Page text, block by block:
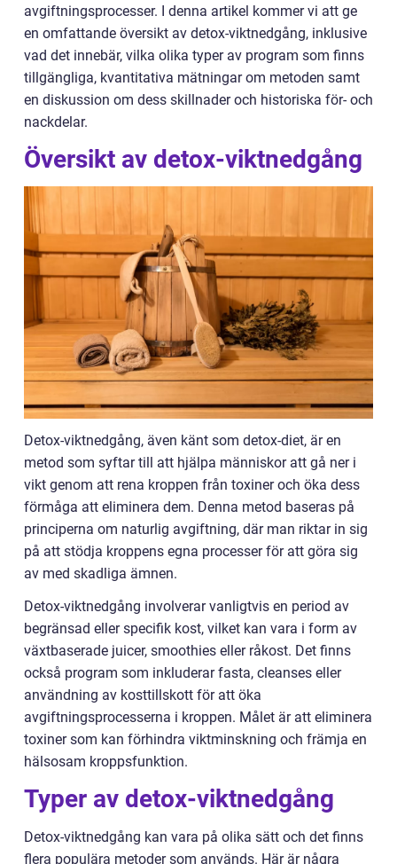
avgiftningsprocesser. I denna artikel kommer vi att ge
en omfattande översikt av detox-viktnedgång, inklusive
vad det innebär, vilka olika typer av program som finns
tillgängliga, kvantitativa mätningar om metoden samt
en diskussion om dess skillnader och historiska för- och
nackdelar.
Översikt av detox-viktnedgång
Detox-viktnedgång, även känt som detox-diet, är en
metod som syftar till att hjälpa människor att gå ner i
vikt genom att rena kroppen från toxiner och öka dess
förmåga att eliminera dem. Denna metod baseras på
principerna om naturlig avgiftning, där man riktar in sig
på att stödja kroppens egna processer för att göra sig
av med skadliga ämnen.
Detox-viktnedgång involverar vanligtvis en period av
begränsad eller specifik kost, vilket kan vara i form av
växtbaserade juicer, smoothies eller råkost. Det finns
också program som inkluderar fasta, cleanses eller
användning av kosttillskott för att öka
avgiftningsprocesserna i kroppen. Målet är att eliminera
toxiner som kan förhindra viktminskning och främja en
hälsosam kroppsfunktion.
Typer av detox-viktnedgång
Detox-viktnedgång kan vara på olika sätt och det finns
flera populära metoder som används. Här är några